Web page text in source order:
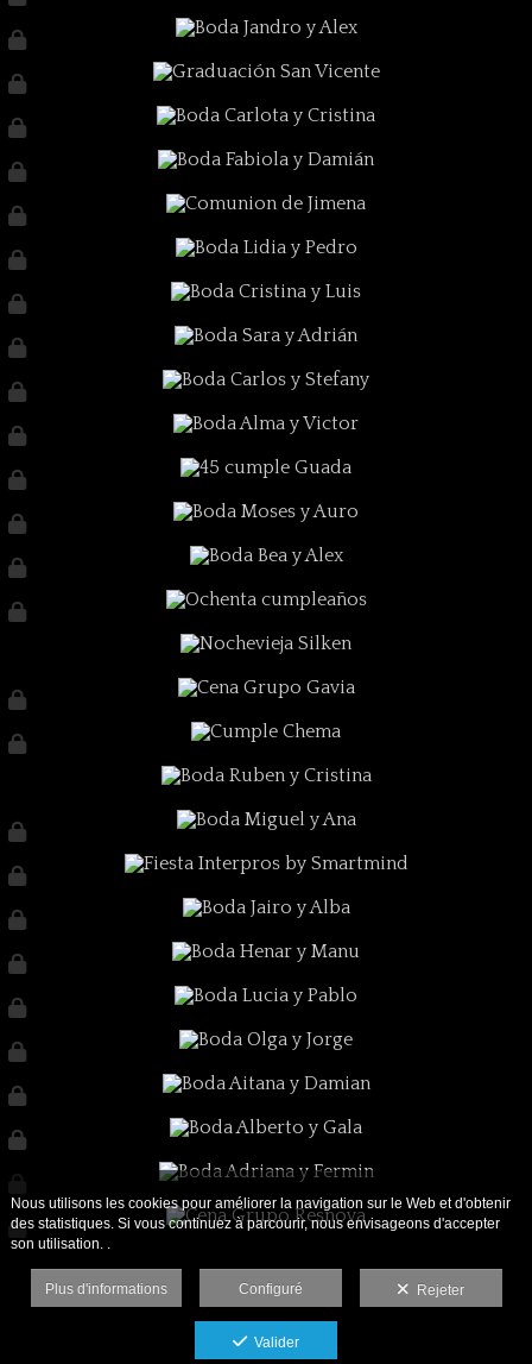
Nous utilisons les cookies pour améliorer la navigation sur le Web et d'obtenir
des statistiques. Si vous continuez à parcourir, nous envisageons d'accepter
son utilisation. .
Plus d'informations Configuré Rejeter
Valider